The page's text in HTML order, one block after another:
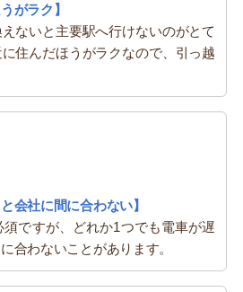
がラク】
ないと主要駅へ行けないのがとて
住んだほうがラクなので、引っ越
会社に間に合わない】
ですが、どれか1つでも電車が遅
合わないことがあります。